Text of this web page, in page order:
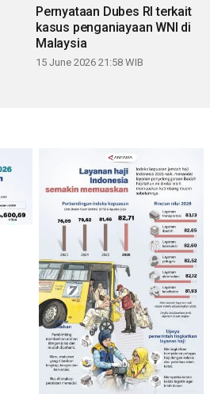
Pernyataan Dubes RI terkait
kasus penganiayaan WNI di
Malaysia
15 June 2026 21:58 WIB